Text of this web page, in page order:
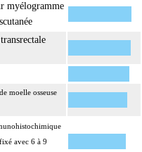
myélogramme
moelle osseuse
avec 6 à 9